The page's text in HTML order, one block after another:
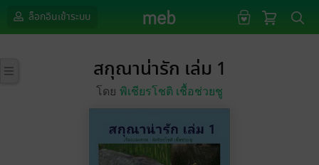
ล็อกอินเข้าระบบ
สกุณาน่ารัก เล่ม 1
โดย พิเชียรโชติ เชื้อช่วยชู